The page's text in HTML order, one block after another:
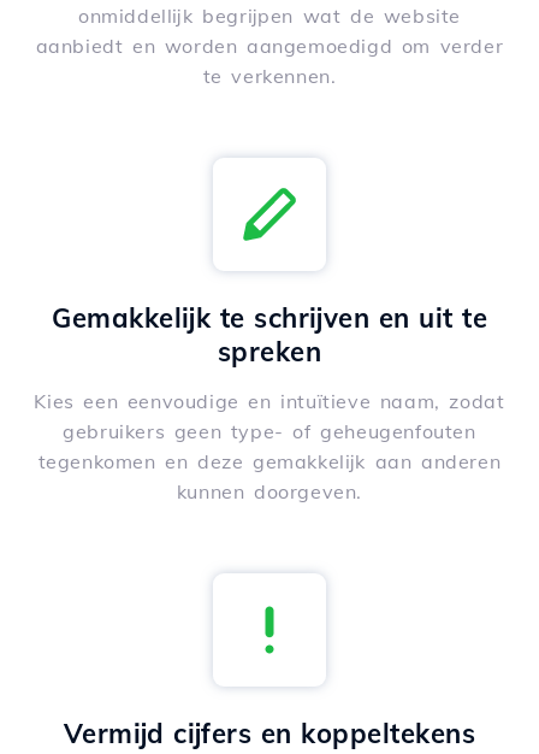
onmiddellijk begrijpen wat de website
aanbiedt en worden aangemoedigd om verder
te verkennen.
Gemakkelijk te schrijven en uit te
spreken
Kies een eenvoudige en intuïtieve naam, zodat
gebruikers geen type- of geheugenfouten
tegenkomen en deze gemakkelijk aan anderen
kunnen doorgeven.
Vermijd cijfers en koppeltekens